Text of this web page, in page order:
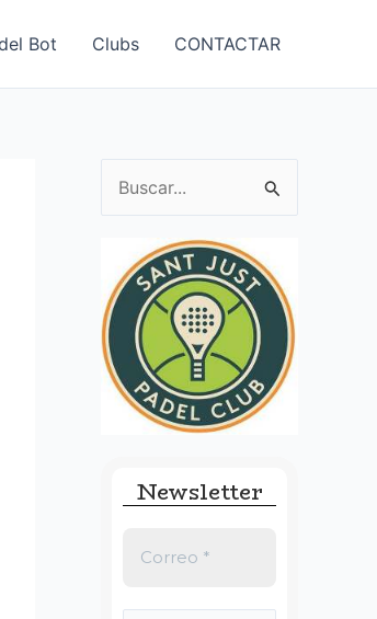
Bot Clubs CONTACTAR
u
a
r
Newsletter